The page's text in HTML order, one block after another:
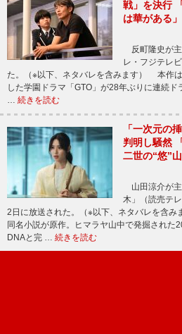
戦」を決行
は華がある
反町隆史が主
レ・フジテレ
た。（※以下、ネタバレを含みます） 本作
した学園ドラマ「GTO」が28年ぶりに連続ド
… 続きを読む
「一次元の
判明し騒然
二世の“悠”
山田涼介が主
木」（読売テ
2日に放送された。（※以下、ネタバレを含
同名小説が原作。ヒマラヤ山中で発掘された
DNAと完 … 続きを読む